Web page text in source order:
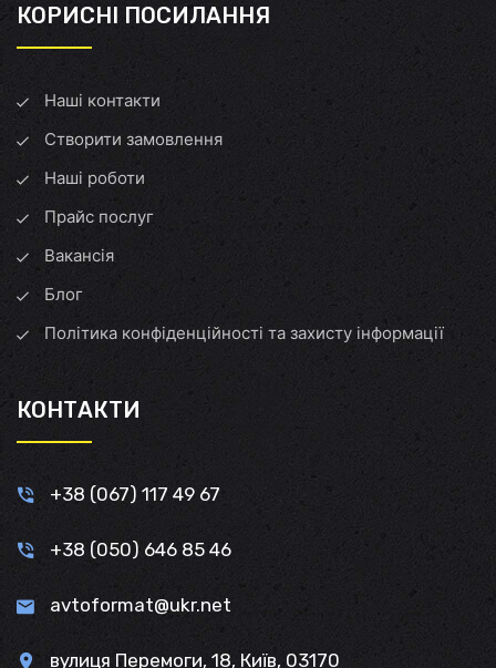
КОРИСНІ ПОСИЛАННЯ
Наші контакти
Створити замовлення
Наші роботи
Прайс послуг
Вакансія
Блог
Політика конфіденційності та захисту інформації
КОНТАКТИ
+38 (067) 117 49 67
+38 (050) 646 85 46
avtoformat@ukr.net
вулиця Перемоги, 18, Київ, 03170